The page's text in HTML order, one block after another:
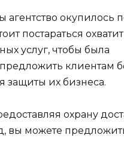
агентство окупилось
постараться
услуг, чтобы была
клиентам
защиты их бизнеса.
охрану
вы можете